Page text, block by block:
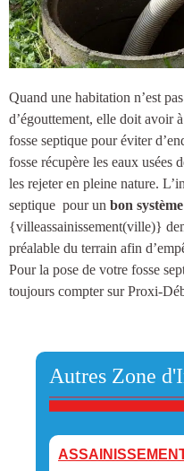
Quand une habitation n’est
d’égouttement, elle doit avoir
fosse septique pour éviter
fosse récupère les eaux usées
les rejeter en pleine nature.
septique pour un bon
{villeassainissement(ville)}
préalable du terrain afin
Pour la pose de votre fosse
toujours compter sur Proxi-
Autres Zone